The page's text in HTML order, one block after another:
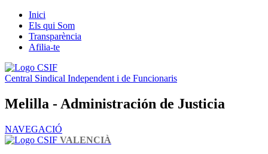
Inici
Els qui Som
Transparència
Afilia-te
Central Sindical Independent i de Funcionaris
Melilla - Administración de Justicia
NAVEGACIÓ
VALENCIÀ